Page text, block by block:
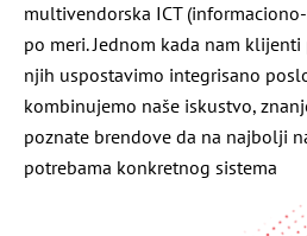
multivendorska ICT
po meri. Jednom kada nam klijenti
njih uspostavimo integrisano
kombinujemo naše iskustvo,
poznate brendove da na najbolji
potrebama konkretnog sistema